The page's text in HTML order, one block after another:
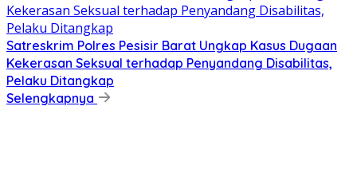
Satreskrim Polres Pesisir Barat Ungkap Kasus Dugaan
Kekerasan Seksual terhadap Penyandang Disabilitas,
Pelaku Ditangkap
Selengkapnya